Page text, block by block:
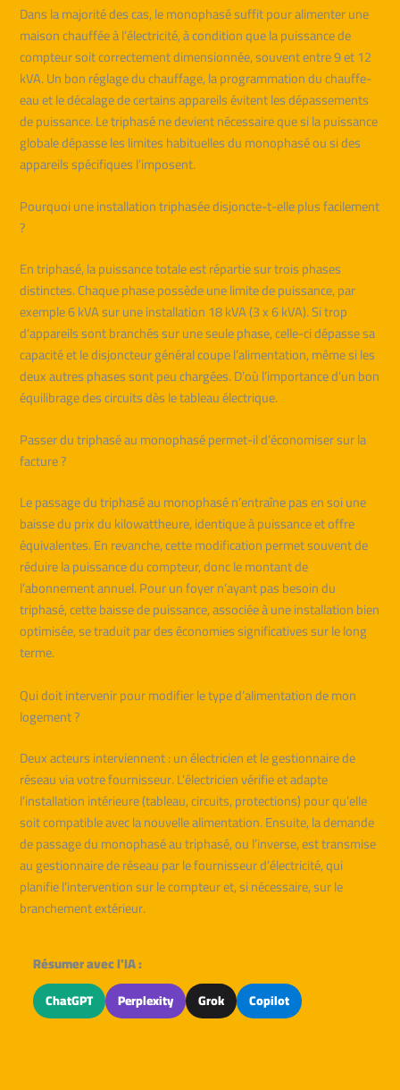
Dans la majorité des cas, le monophasé suffit pour alimenter une
maison chauffée à l’électricité, à condition que la puissance de
compteur soit correctement dimensionnée, souvent entre 9 et 12
kVA. Un bon réglage du chauffage, la programmation du chauffe-
eau et le décalage de certains appareils évitent les dépassements
de puissance. Le triphasé ne devient nécessaire que si la puissance
globale dépasse les limites habituelles du monophasé ou si des
appareils spécifiques l’imposent.
Pourquoi une installation triphasée disjoncte-t-elle plus facilement
?
En triphasé, la puissance totale est répartie sur trois phases
distinctes. Chaque phase possède une limite de puissance, par
exemple 6 kVA sur une installation 18 kVA (3 x 6 kVA). Si trop
d’appareils sont branchés sur une seule phase, celle-ci dépasse sa
capacité et le disjoncteur général coupe l’alimentation, même si les
deux autres phases sont peu chargées. D’où l’importance d’un bon
équilibrage des circuits dès le tableau électrique.
Passer du triphasé au monophasé permet-il d’économiser sur la
facture ?
Le passage du triphasé au monophasé n’entraîne pas en soi une
baisse du prix du kilowattheure, identique à puissance et offre
équivalentes. En revanche, cette modification permet souvent de
réduire la puissance du compteur, donc le montant de
l’abonnement annuel. Pour un foyer n’ayant pas besoin du
triphasé, cette baisse de puissance, associée à une installation bien
optimisée, se traduit par des économies significatives sur le long
terme.
Qui doit intervenir pour modifier le type d’alimentation de mon
logement ?
Deux acteurs interviennent : un électricien et le gestionnaire de
réseau via votre fournisseur. L’électricien vérifie et adapte
l’installation intérieure (tableau, circuits, protections) pour qu’elle
soit compatible avec la nouvelle alimentation. Ensuite, la demande
de passage du monophasé au triphasé, ou l’inverse, est transmise
au gestionnaire de réseau par le fournisseur d’électricité, qui
planifie l’intervention sur le compteur et, si nécessaire, sur le
branchement extérieur.
Résumer avec l'IA :
ChatGPT Perplexity Grok Copilot